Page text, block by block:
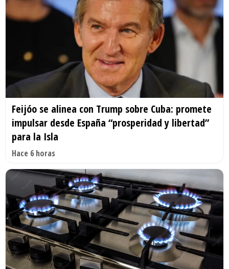
Feijóo se alinea con Trump sobre Cuba: promete
impulsar desde España “prosperidad y libertad”
para la Isla
Hace 6 horas